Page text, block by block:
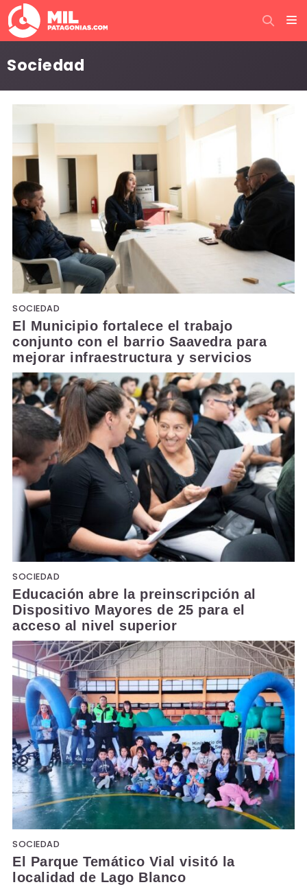
Sociedad
SOCIEDAD
El Municipio fortalece el trabajo
conjunto con el barrio Saavedra para
mejorar infraestructura y servicios
SOCIEDAD
Educación abre la preinscripción al
Dispositivo Mayores de 25 para el
acceso al nivel superior
SOCIEDAD
El Parque Temático Vial visitó la
localidad de Lago Blanco